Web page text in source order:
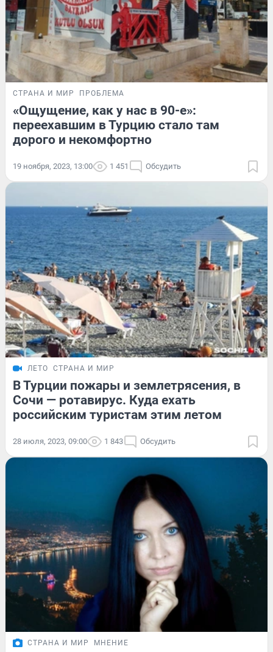
СТРАНА И МИР ПРОБЛЕМА
«Ощущение, как у нас в 90-е»:
переехавшим в Турцию стало там
дорого и некомфортно
19 ноября, 2023, 13:00 1 451 Обсудить
ЛЕТО СТРАНА И МИР
В Турции пожары и землетрясения, в
Сочи — ротавирус. Куда ехать
российским туристам этим летом
28 июля, 2023, 09:00 1 843 Обсудить
СТРАНА И МИР МНЕНИЕ